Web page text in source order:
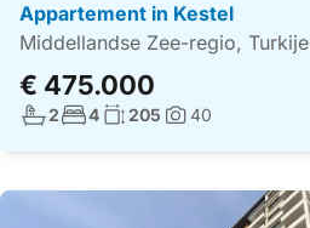
Appartement in Kestel
Middellandse Zee-regio, Turkije
€ 475.000
Aantal badkamers:
2Aantal slaapkamers:
4Woonoppervlakte:
205 Foto's:
40